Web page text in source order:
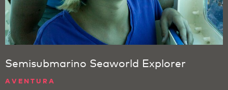
Semisubmarino Seaworld Explorer
AVENTURA